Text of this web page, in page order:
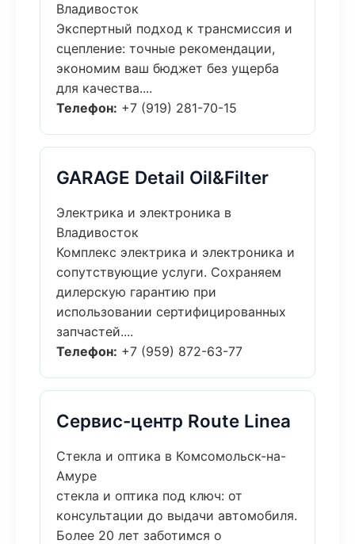
Владивосток
Экспертный подход к трансмиссия и
сцепление: точные рекомендации,
экономим ваш бюджет без ущерба
для качества....
Телефон: +7 (919) 281-70-15
GARAGE Detail Oil&Filter
Электрика и электроника в
Владивосток
Комплекс электрика и электроника и
сопутствующие услуги. Сохраняем
дилерскую гарантию при
использовании сертифицированных
запчастей....
Телефон: +7 (959) 872-63-77
Сервис-центр Route Linea
Стекла и оптика в Комсомольск-на-
Амуре
стекла и оптика под ключ: от
консультации до выдачи автомобиля.
Более 20 лет заботимся о